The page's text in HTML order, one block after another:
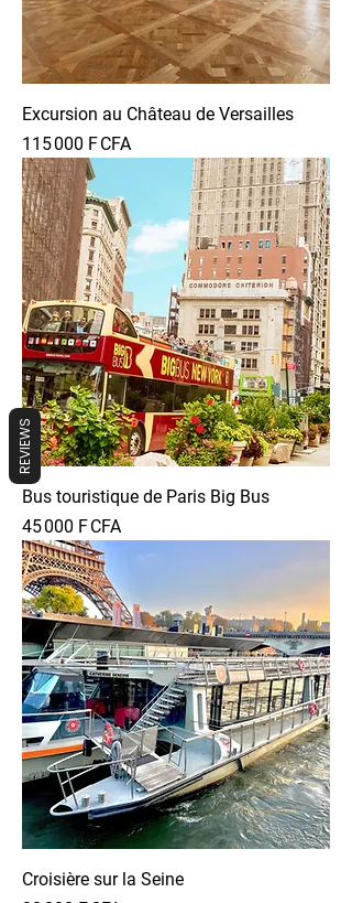
Excursion au Château de Versailles
Prix
115 000 F CFA
Bus touristique de Paris Big Bus
Prix
45 000 F CFA
Croisière sur la Seine
REVIEWS